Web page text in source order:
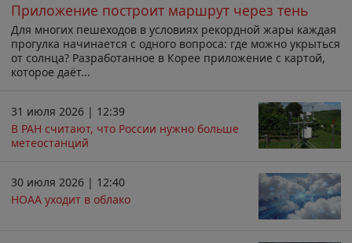
Приложение построит маршрут через тень
Для многих пешеходов в условиях рекордной жары каждая
прогулка начинается с одного вопроса: где можно укрыться
от солнца? Разработанное в Корее приложение с картой,
которое даёт...
31 июля 2026 | 12:39
В РАН считают, что России нужно больше
метеостанций
30 июля 2026 | 12:40
НОАА уходит в облако